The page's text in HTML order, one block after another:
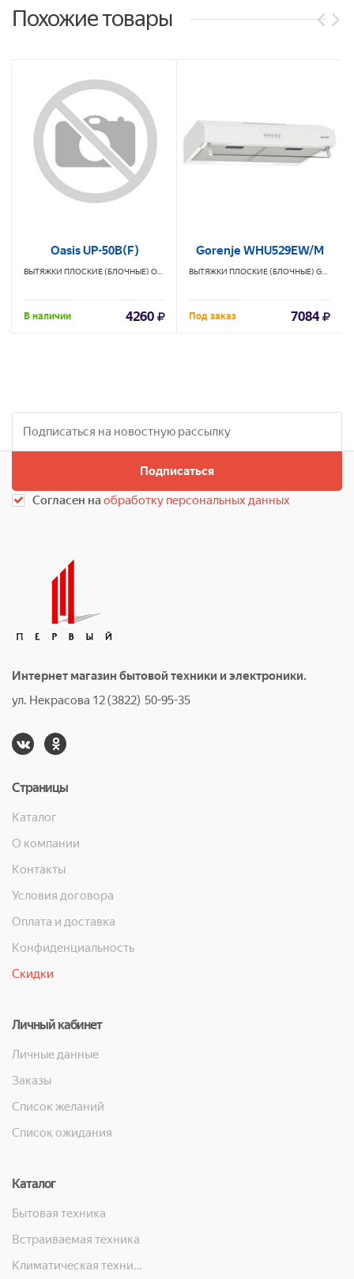
Похожие товары
Oasis UP-50B(F)
ВЫТЯЖКИ ПЛОСКИЕ (БЛОЧНЫЕ) OASIS
В наличии 4260
Gorenje WHU529EW/M
ВЫТЯЖКИ ПЛОСКИЕ (БЛОЧНЫЕ) GORENJE
Под заказ 7084
Подписаться
Согласен наобработку персональных данных
Интернет магазин бытовой техники и электроники.
ул. Некрасова 12 (3822) 50-95-35
Страницы
Каталог
О компании
Контакты
Условия договора
Оплата и доставка
Конфиденциальность
Скидки
Личный кабинет
Личные данные
Заказы
Список желаний
Список ожидания
Каталог
Бытовая техника
Встраиваемая техника
Климатическая техника